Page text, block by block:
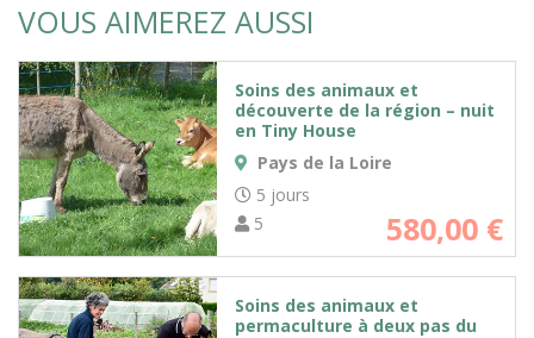
VOUS AIMEREZ AUSSI
Soins des animaux et
découverte de la région – nuit
en Tiny House
Pays de la Loire
5 jours
5
580,00 €
Soins des animaux et
permaculture à deux pas du